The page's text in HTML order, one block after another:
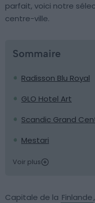
parfait, voici notre
centre-ville.
Sommaire
Radisson Blu Royal
GLO Hotel Art
Scandic Grand
Mestari
Voir plus
Capitale de la Finlande